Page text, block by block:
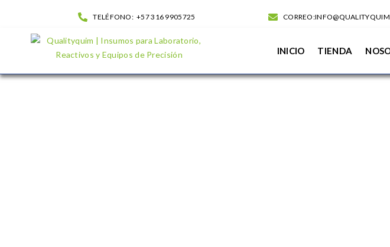
TELÉFONO: +57 316 9905725
INICIO TIENDA